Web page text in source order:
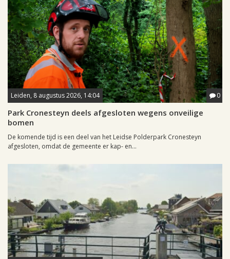
Leiden, 8 augustus 2026, 14:04 0
Park Cronesteyn deels afgesloten wegens onveilige
bomen
De komende tijd is een deel van het Leidse Polderpark Cronesteyn
afgesloten, omdat de gemeente er kap- en...